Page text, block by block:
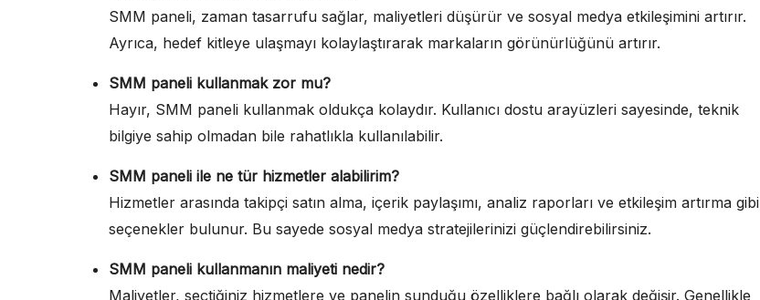
SMM paneli, zaman tasarrufu sağlar, maliyetleri düşürür ve sosyal medya etkileşimini artırır.
Ayrıca, hedef kitleye ulaşmayı kolaylaştırarak markaların görünürlüğünü artırır.
SMM paneli kullanmak zor mu?
Hayır, SMM paneli kullanmak oldukça kolaydır. Kullanıcı dostu arayüzleri sayesinde, teknik
bilgiye sahip olmadan bile rahatlıkla kullanılabilir.
SMM paneli ile ne tür hizmetler alabilirim?
Hizmetler arasında takipçi satın alma, içerik paylaşımı, analiz raporları ve etkileşim artırma gibi
seçenekler bulunur. Bu sayede sosyal medya stratejilerinizi güçlendirebilirsiniz.
SMM paneli kullanmanın maliyeti nedir?
Maliyetler, seçtiğiniz hizmetlere ve panelin sunduğu özelliklere bağlı olarak değişir. Genellikle